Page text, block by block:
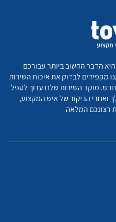
הדבר החשוב ביותר עבורכם
מקפידים לבדוק את איכות השירות
מוקד השירות שלנו ערוך לטפל
ואחרי הביקור של איש המקצוע,
רצונכם המלאה